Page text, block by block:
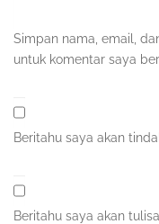
Simpan nama, email,
untuk komentar saya
Beritahu saya akan
Beritahu saya akan